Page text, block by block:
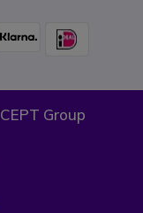
Group